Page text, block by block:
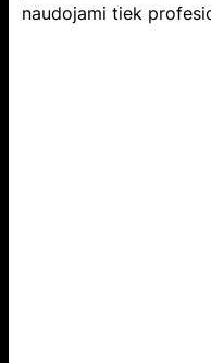
naudojami tiek